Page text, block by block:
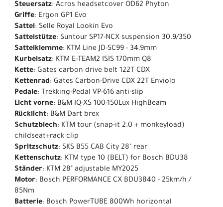
Steuersatz: Acros headsetcover OD62 Phyton
Griffe: Ergon GP1 Evo
Sattel: Selle Royal Lookin Evo
Sattelstütze: Suntour SP17-NCX suspension 30.9/350
Sattelklemme: KTM Line JD-SC99 - 34,9mm
Kurbelsatz: KTM E-TEAM2 ISIS 170mm Q8
Kette: Gates carbon drive belt 122T CDX
Kettenrad: Gates Carbon-Drive CDX 22T Enviolo
Pedale: Trekking-Pedal VP-616 anti-slip
Licht vorne: B&M IQ-XS 100-150Lux HighBeam
Rücklicht: B&M Dart brex
Schutzblech: KTM tour (snap-it 2.0 + monkeyload)
childseat+rack clip
Spritzschutz: SKS B55 CAB City 28" rear
Kettenschutz: KTM type 10 (BELT) for Bosch BDU38
Ständer: KTM 28" adjustable MY2025
Motor: Bosch PERFORMANCE CX BDU3840 - 25km/h /
85Nm
Batterie: Bosch PowerTUBE 800Wh horizontal